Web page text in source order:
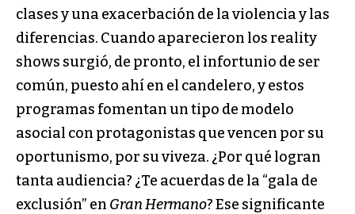
clases y una exacerbación de la violencia y las
diferencias. Cuando aparecieron los reality
shows surgió, de pronto, el infortunio de ser
común, puesto ahí en el candelero, y estos
programas fomentan un tipo de modelo
asocial con protagonistas que vencen por su
oportunismo, por su viveza. ¿Por qué logran
tanta audiencia? ¿Te acuerdas de la “gala de
exclusión” en Gran Hermano? Ese significante